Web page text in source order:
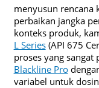
menyusun rencana
perbaikan jangka
konteks produk,
L Series(API 675
proses yang sangat
Blackline Pro
variabel untuk